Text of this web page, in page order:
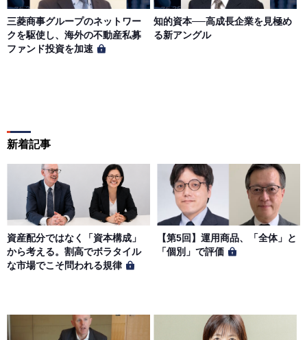
三菱商事グループのネットワー
クを駆使し、海外の不動産私募
ファンド投資を加速
知的資本──高成長企業を見極め
る新アングル
新着記事
資産配分ではなく「資本構成」
から考える。割高でボラタイル
な市場でこそ問われる規律
【第5回】運用商品、「全体」と
「個別」で評価